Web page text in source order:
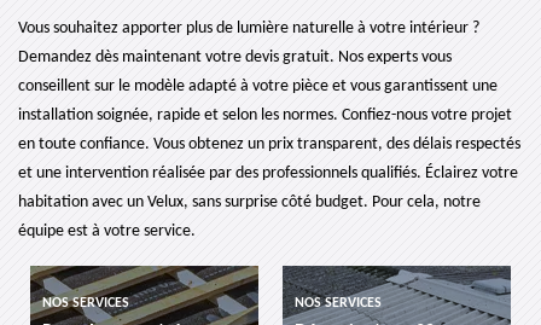
Vous souhaitez apporter plus de lumière naturelle à votre intérieur ?
Demandez dès maintenant votre devis gratuit. Nos experts vous
conseillent sur le modèle adapté à votre pièce et vous garantissent une
installation soignée, rapide et selon les normes. Confiez-nous votre projet
en toute confiance. Vous obtenez un prix transparent, des délais respectés
et une intervention réalisée par des professionnels qualifiés. Éclairez votre
habitation avec un Velux, sans surprise côté budget. Pour cela, notre
équipe est à votre service.
NOS SERVICES NOS SERVICES